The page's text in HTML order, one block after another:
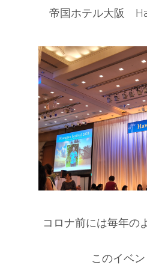
帝国ホテル大阪
コロナ前には毎年の
このイベン